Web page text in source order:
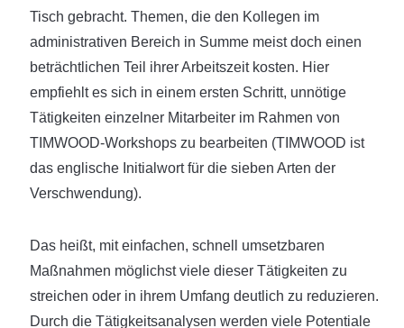
Tisch gebracht. Themen, die den Kollegen im
administrativen Bereich in Summe meist doch einen
beträchtlichen Teil ihrer Arbeitszeit kosten. Hier
empfiehlt es sich in einem ersten Schritt, unnötige
Tätigkeiten einzelner Mitarbeiter im Rahmen von
TIMWOOD-Workshops zu bearbeiten (TIMWOOD ist
das englische Initialwort für die sieben Arten der
Verschwendung).
Das heißt, mit einfachen, schnell umsetzbaren
Maßnahmen möglichst viele dieser Tätigkeiten zu
streichen oder in ihrem Umfang deutlich zu reduzieren.
Durch die Tätigkeitsanalysen werden viele Potentiale